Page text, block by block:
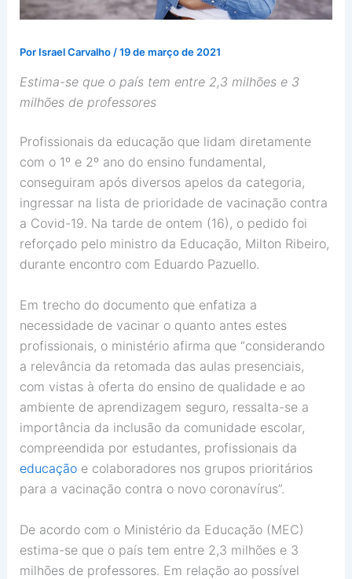
Por Israel Carvalho/19 de março de 2021
Estima-se que o país tem entre 2,3 milhões e 3
milhões de professores
Profissionais da educação que lidam diretamente
com o 1º e 2º ano do ensino fundamental,
conseguiram após diversos apelos da categoria,
ingressar na lista de prioridade de vacinação contra
a Covid-19. Na tarde de ontem (16), o pedido foi
reforçado pelo ministro da Educação, Milton Ribeiro,
durante encontro com Eduardo Pazuello.
Em trecho do documento que enfatiza a
necessidade de vacinar o quanto antes estes
profissionais, o ministério afirma que “considerando
a relevância da retomada das aulas presenciais,
com vistas à oferta do ensino de qualidade e ao
ambiente de aprendizagem seguro, ressalta-se a
importância da inclusão da comunidade escolar,
compreendida por estudantes, profissionais da
educaçãoe colaboradores nos grupos prioritários
para a vacinação contra o novo coronavírus”.
De acordo com o Ministério da Educação (MEC)
estima-se que o país tem entre 2,3 milhões e 3
milhões de professores. Em relação ao possível